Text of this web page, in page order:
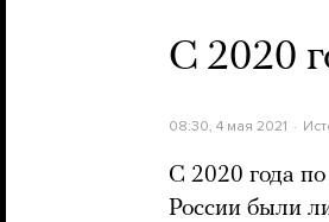
С 2020
08:30, 4 мая 2021
С 2020 года
России были